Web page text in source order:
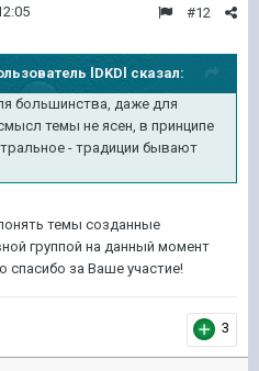
#12
lDKDl сказал:
большинства, даже для
темы не ясен, в принципе
- традиции бывают
темы созданные
группой на данный момент
за Ваше участие!
3